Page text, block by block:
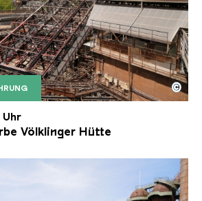
der Völklinger Hütte mit
Völklinger Hütte | Karl
©
Uhr
Völklinger Hütte